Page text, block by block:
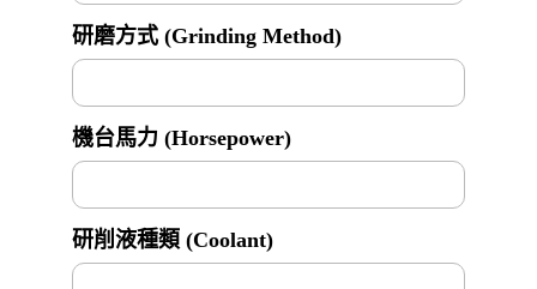
研磨方式 (Grinding Method)
機台馬力 (Horsepower)
研削液種類 (Coolant)